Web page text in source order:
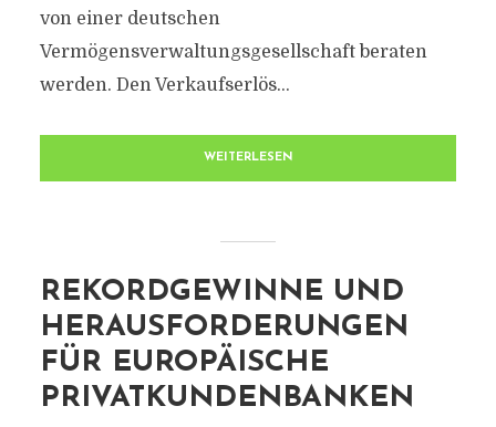
von einer deutschen
Vermögensverwaltungsgesellschaft beraten
werden. Den Verkaufserlös...
WEITERLESEN
REKORDGEWINNE UND
HERAUSFORDERUNGEN
FÜR EUROPÄISCHE
PRIVATKUNDENBANKEN